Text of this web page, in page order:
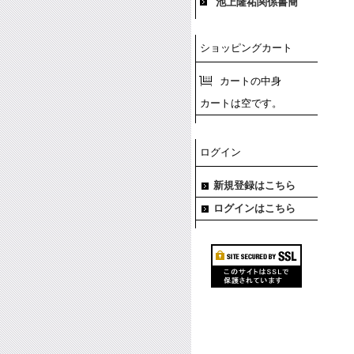
ショッピングカート
カートの中身
カートは空です。
ログイン
新規登録はこちら
ログインはこちら